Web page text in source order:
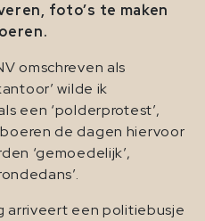
foto’s te maken
omschreven als
wilde ik
een ‘polderprotest’,
de dagen hiervoor
‘gemoedelijk’,
arriveert een politiebusje